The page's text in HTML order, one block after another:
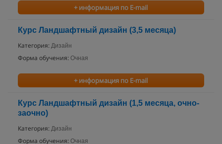
+ информация по E-mail
Курс Ландшафтный дизайн (3,5 месяца)
Категория: Дизайн
Форма обучения: Очная
+ информация по E-mail
Курс Ландшафтный дизайн (1,5 месяца, очно-
заочно)
Категория: Дизайн
Форма обучения: Очная